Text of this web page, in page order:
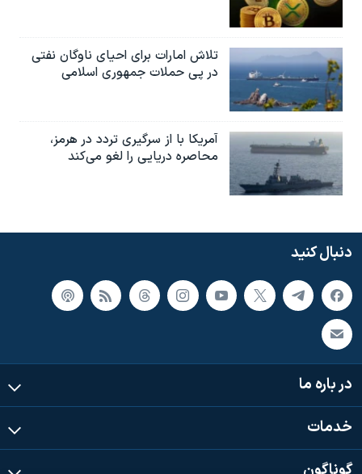
تلاش امارات برای احیای ناوگان نفتی
در پی حملات جمهوری اسلامی
آمریکا با از سرگیری تردد در هرمز،
محاصره دریایی را لغو می‌کند
دنبال کنید
در باره ما
خدمات